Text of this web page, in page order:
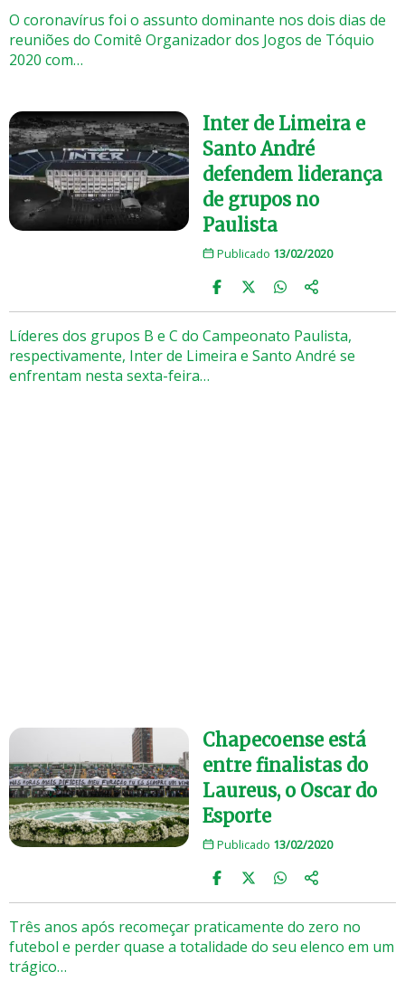
O coronavírus foi o assunto dominante nos dois dias de
reuniões do Comitê Organizador dos Jogos de Tóquio
2020 com…
Inter de Limeira e
Santo André
defendem liderança
de grupos no
Paulista
Publicado 13/02/2020
Líderes dos grupos B e C do Campeonato Paulista,
respectivamente, Inter de Limeira e Santo André se
enfrentam nesta sexta-feira…
Chapecoense está
entre finalistas do
Laureus, o Oscar do
Esporte
Publicado 13/02/2020
Três anos após recomeçar praticamente do zero no
futebol e perder quase a totalidade do seu elenco em um
trágico…